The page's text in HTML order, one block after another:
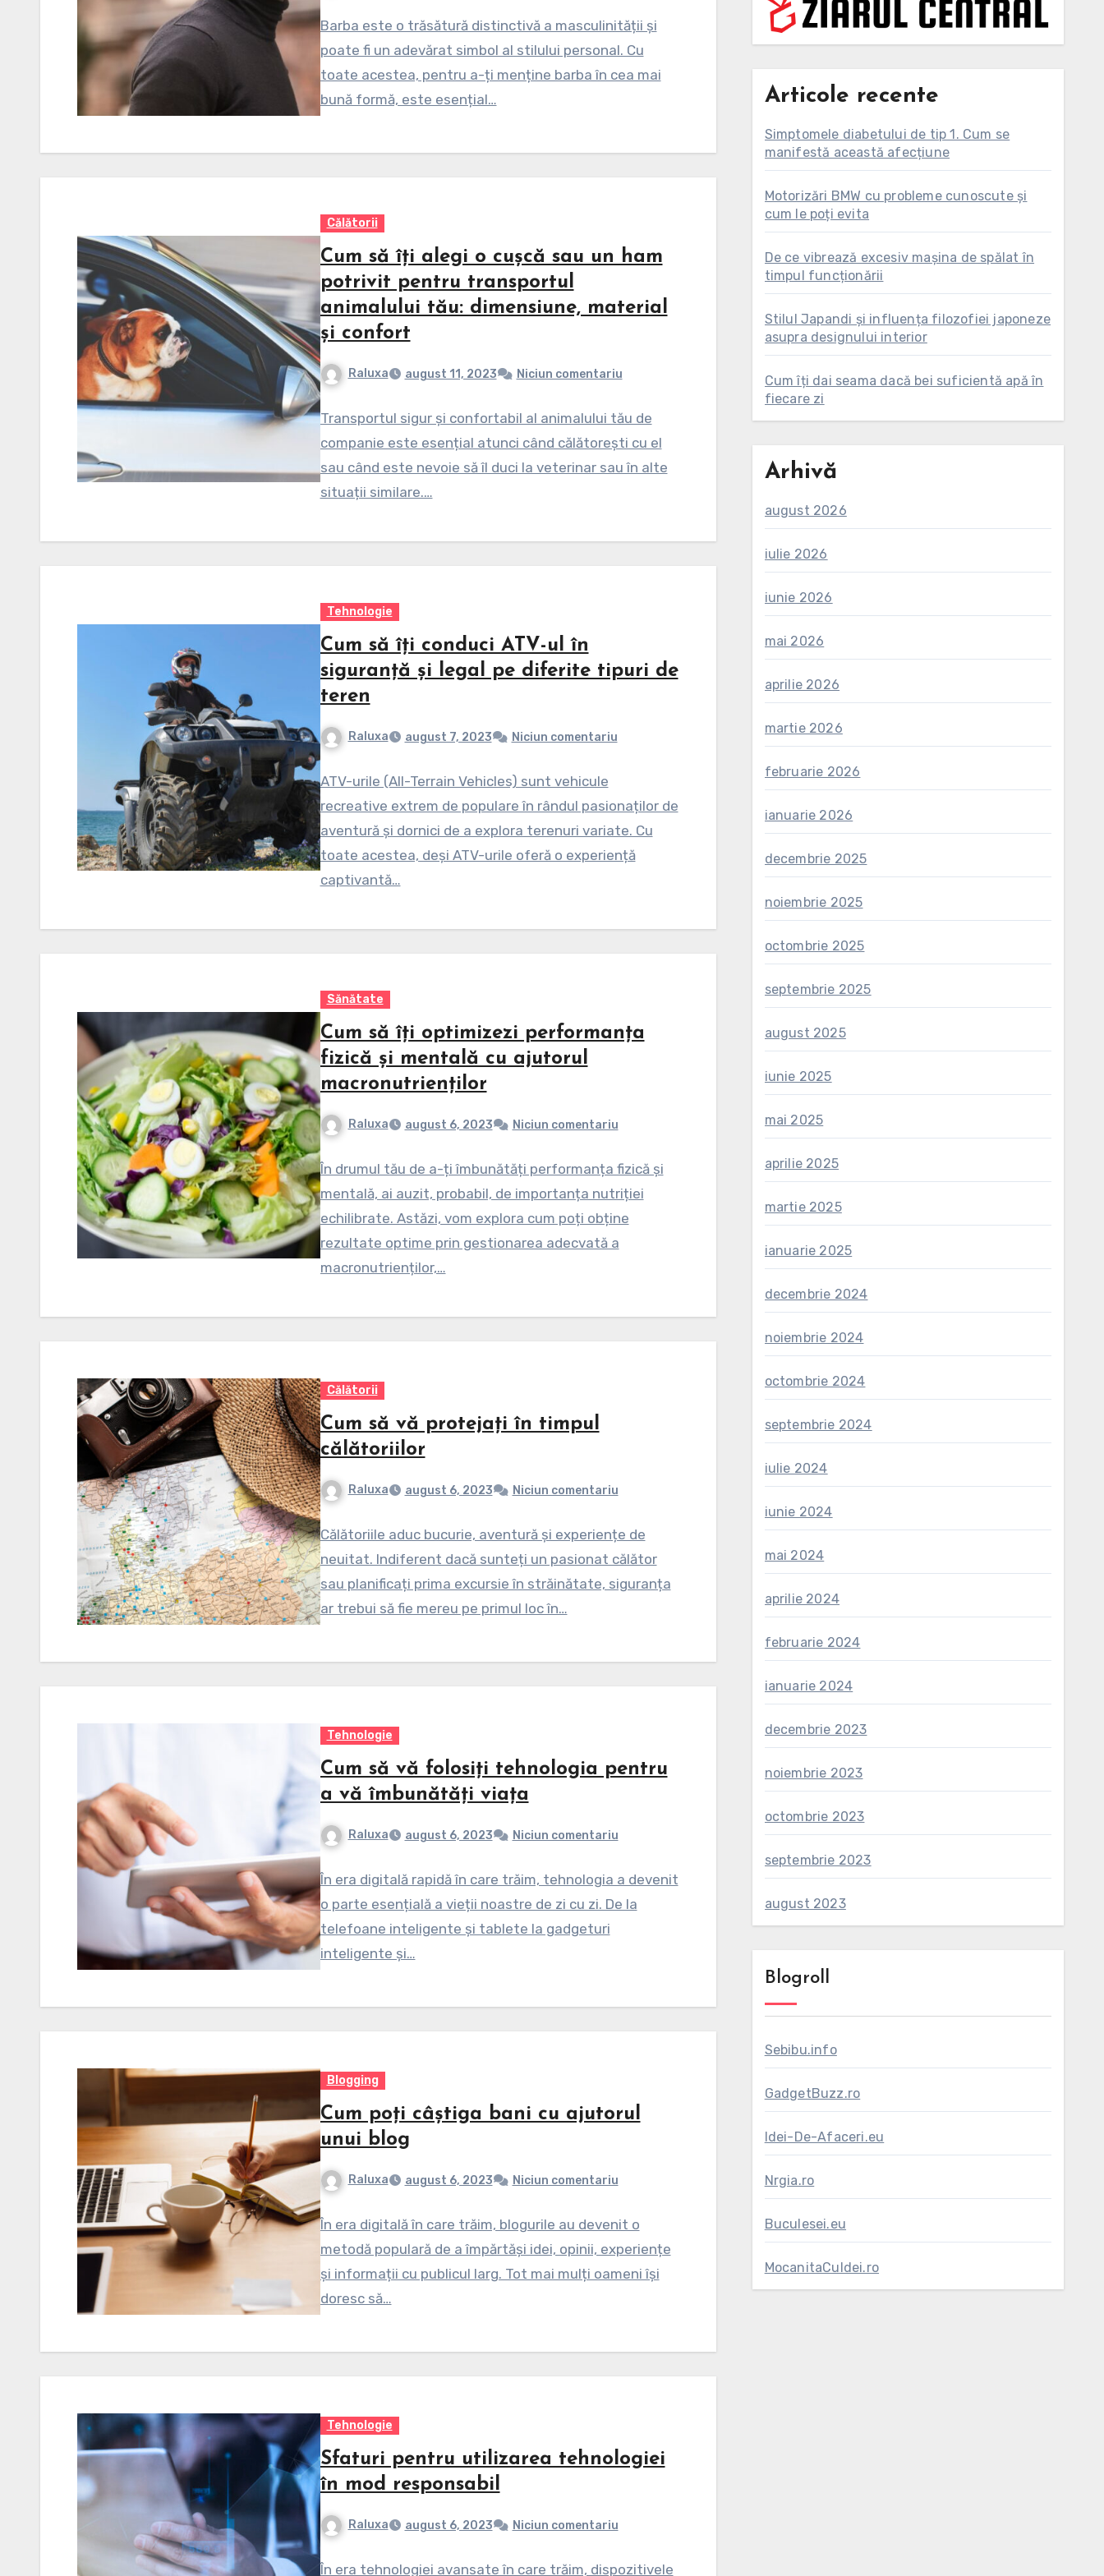
Barba este o trăsătură distinctivă a masculinității și
poate fi un adevărat simbol al stilului personal. Cu
toate acestea, pentru a-ți menține barba în cea mai
bună formă, este esențial…
Călătorii
Cum să îți alegi o cușcă sau un ham
potrivit pentru transportul
animalului tău: dimensiune, material
și confort
Raluxa august 11, 2023 Niciun comentariu
Transportul sigur și confortabil al animalului tău de
companie este esențial atunci când călătorești cu el
sau când este nevoie să îl duci la veterinar sau în alte
situații similare.…
Tehnologie
Cum să îți conduci ATV-ul în
siguranță și legal pe diferite tipuri de
teren
Raluxa august 7, 2023 Niciun comentariu
ATV-urile (All-Terrain Vehicles) sunt vehicule
recreative extrem de populare în rândul pasionaților de
aventură și dornici de a explora terenuri variate. Cu
toate acestea, deși ATV-urile oferă o experiență
captivantă…
Sănătate
Cum să îți optimizezi performanța
fizică și mentală cu ajutorul
macronutrienților
Raluxa august 6, 2023 Niciun comentariu
În drumul tău de a-ți îmbunătăți performanța fizică și
mentală, ai auzit, probabil, de importanța nutriției
echilibrate. Astăzi, vom explora cum poți obține
rezultate optime prin gestionarea adecvată a
macronutrienților,…
Călătorii
Cum să vă protejați în timpul
călătoriilor
Raluxa august 6, 2023 Niciun comentariu
Călătoriile aduc bucurie, aventură și experiențe de
neuitat. Indiferent dacă sunteți un pasionat călător
sau planificați prima excursie în străinătate, siguranța
ar trebui să fie mereu pe primul loc în…
Tehnologie
Cum să vă folosiți tehnologia pentru
a vă îmbunătăți viața
Raluxa august 6, 2023 Niciun comentariu
În era digitală rapidă în care trăim, tehnologia a devenit
o parte esențială a vieții noastre de zi cu zi. De la
telefoane inteligente și tablete la gadgeturi
inteligente și…
Blogging
Cum poți câștiga bani cu ajutorul
unui blog
Raluxa august 6, 2023 Niciun comentariu
În era digitală în care trăim, blogurile au devenit o
metodă populară de a împărtăși idei, opinii, experiențe
și informații cu publicul larg. Tot mai mulți oameni își
doresc să…
Tehnologie
Sfaturi pentru utilizarea tehnologiei
în mod responsabil
Raluxa august 6, 2023 Niciun comentariu
În era tehnologiei avansate în care trăim, dispozitivele
Articole recente
Simptomele diabetului de tip 1. Cum se
manifestă această afecțiune
Motorizări BMW cu probleme cunoscute și
cum le poți evita
De ce vibrează excesiv mașina de spălat în
timpul funcționării
Stilul Japandi și influența filozofiei japoneze
asupra designului interior
Cum îți dai seama dacă bei suficientă apă în
fiecare zi
Arhivă
august 2026
iulie 2026
iunie 2026
mai 2026
aprilie 2026
martie 2026
februarie 2026
ianuarie 2026
decembrie 2025
noiembrie 2025
octombrie 2025
septembrie 2025
august 2025
iunie 2025
mai 2025
aprilie 2025
martie 2025
ianuarie 2025
decembrie 2024
noiembrie 2024
octombrie 2024
septembrie 2024
iulie 2024
iunie 2024
mai 2024
aprilie 2024
februarie 2024
ianuarie 2024
decembrie 2023
noiembrie 2023
octombrie 2023
septembrie 2023
august 2023
Blogroll
Sebibu.info
GadgetBuzz.ro
Idei-De-Afaceri.eu
Nrgia.ro
Buculesei.eu
MocanitaCuIdei.ro